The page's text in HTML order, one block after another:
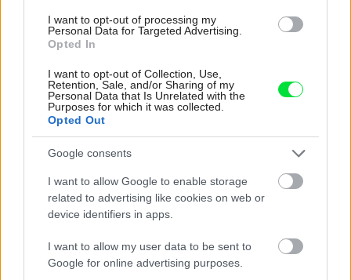
I want to opt-out of processing my
Personal Data for Targeted Advertising.
Opted In
I want to opt-out of Collection, Use,
Retention, Sale, and/or Sharing of my
Personal Data that Is Unrelated with the
Purposes for which it was collected.
Opted Out
Google consents
I want to allow Google to enable storage
related to advertising like cookies on web or
device identifiers in apps.
I want to allow my user data to be sent to
Google for online advertising purposes.
Najnovšie príspevky
Re: Takto sa rieši málo úložného miesta. V tomto byte
stačil jeden prvok | Môjdom.sk
My napríklad labky utierame hneď pri dverách a doma pred dvere
používame tyčový ETA Terier…
Re: Takto sa rieši málo úložného miesta. V tomto byte
stačil jeden prvok | Môjdom.sk